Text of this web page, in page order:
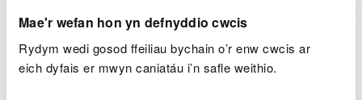
Mae'r wefan hon yn defnyddio cwcis
Rydym wedi gosod ffeiliau bychain o’r enw cwcis ar
eich dyfais er mwyn caniatáu i’n safle weithio.
sicrhau yr ymdrinnir â hwy yn unol â hynny mewn
Caiff unrhyw risgiau o beidio â chydymffurfio â'r